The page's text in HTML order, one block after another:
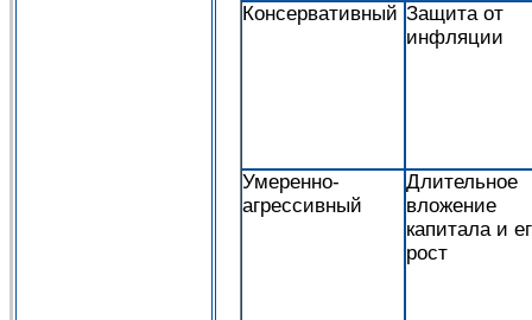
Консервативный Защита от
инфляции
Умеренно-
агрессивный
Длительное
вложение
капитала и
рост